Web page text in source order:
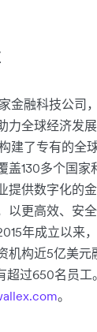
金融科技公司
力全球经济发
建了专有的全
盖130多个国家
提供数字化的
以更高效、安
年成立以来
机构近5亿美元
超过650名员
。